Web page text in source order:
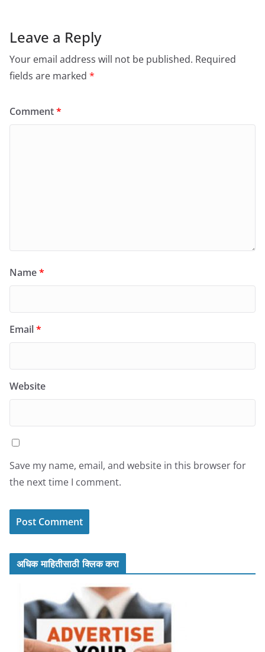
Leave a Reply
Your email address will not be published. Required
fields are marked *
Comment*
Name*
Email*
Website
Save my name, email, and website in this browser for
the next time I comment.
अधिक माहितीसाठी क्लिक करा